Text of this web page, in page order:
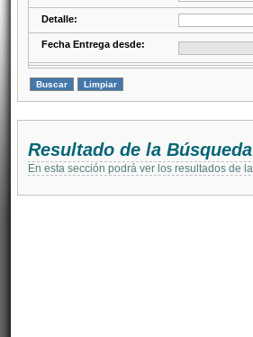
Detalle:
Fecha Entrega desde:
Resultado de la Búsqueda
En esta sección podrá ver los resultados de